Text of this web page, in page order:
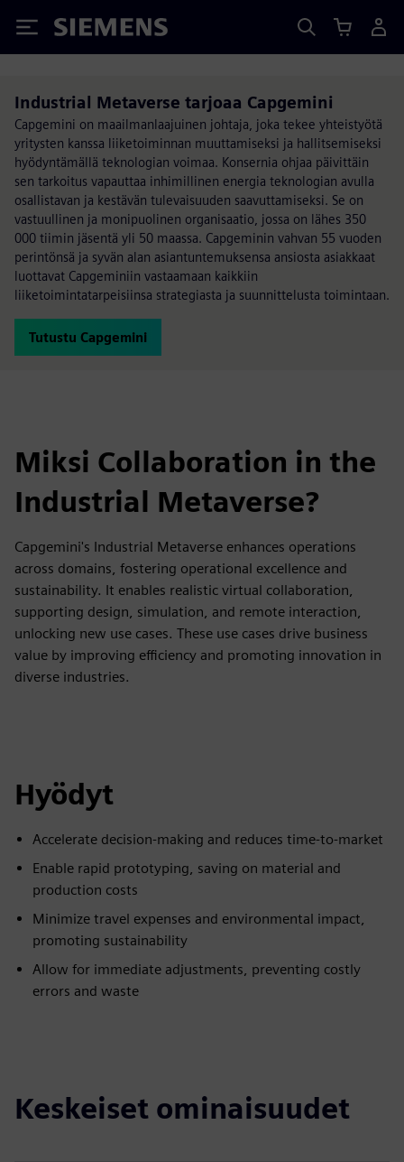
Siemens
Industrial Metaverse tarjoaa Capgemini
Capgemini on maailmanlaajuinen johtaja, joka tekee yhteistyötä
yritysten kanssa liiketoiminnan muuttamiseksi ja hallitsemiseksi
hyödyntämällä teknologian voimaa. Konsernia ohjaa päivittäin
sen tarkoitus vapauttaa inhimillinen energia teknologian avulla
osallistavan ja kestävän tulevaisuuden saavuttamiseksi. Se on
vastuullinen ja monipuolinen organisaatio, jossa on lähes 350
000 tiimin jäsentä yli 50 maassa. Capgeminin vahvan 55 vuoden
perintönsä ja syvän alan asiantuntemuksensa ansiosta asiakkaat
luottavat Capgeminiin vastaamaan kaikkiin
liiketoimintatarpeisiinsa strategiasta ja suunnittelusta toimintaan.
Tutustu Capgemini
Miksi Collaboration in the
Industrial Metaverse?
Capgemini's Industrial Metaverse enhances operations
across domains, fostering operational excellence and
sustainability. It enables realistic virtual collaboration,
supporting design, simulation, and remote interaction,
unlocking new use cases. These use cases drive business
value by improving efficiency and promoting innovation in
diverse industries.
Hyödyt
Accelerate decision-making and reduces time-to-market
Enable rapid prototyping, saving on material and
production costs
Minimize travel expenses and environmental impact,
promoting sustainability
Allow for immediate adjustments, preventing costly
errors and waste
Keskeiset ominaisuudet